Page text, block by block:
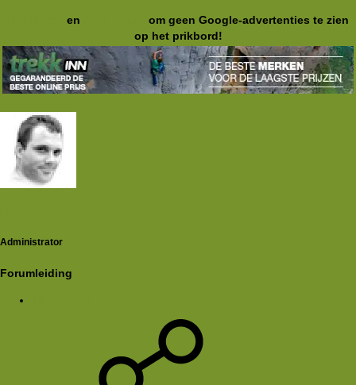
en
om geen Google-advertenties te zien
op het prikbord!
Administrator
Forumleiding